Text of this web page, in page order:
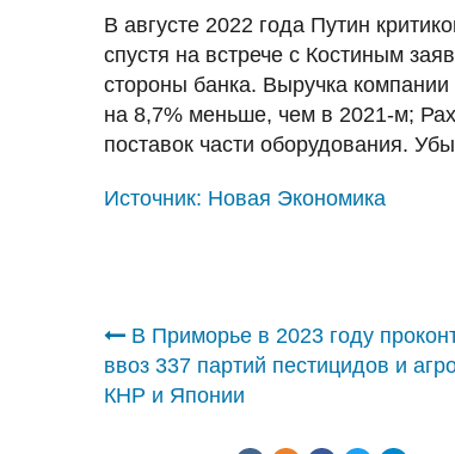
В августе 2022 года Путин
спустя на встрече с Костиным
стороны банка. Выручка
на 8,7% меньше, чем в 2021-м;
поставок части оборудования.
Источник: Новая Экономика
Навигация
по
В Приморье в 2023 году
ввоз 337 партий пестицидов и
КНР и Японии